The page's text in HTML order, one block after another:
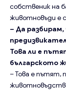
собственик на
животновъди е
– Да
Това ли е
българското
– Това е пътят,